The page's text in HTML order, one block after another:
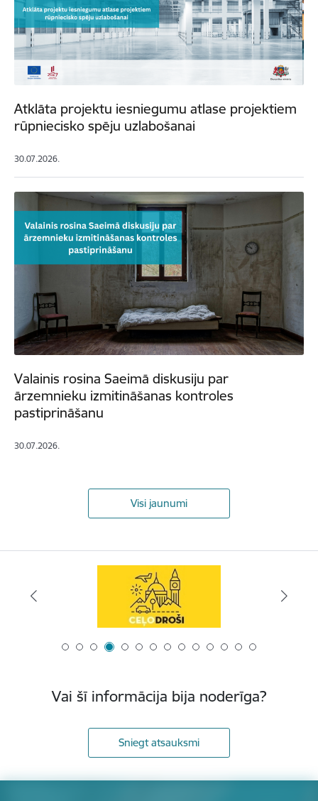
Atklāta projektu iesniegumu atlase projektiem
rūpniecisko spēju uzlabošanai
30.07.2026.
Valainis rosina Saeimā diskusiju par
ārzemnieku izmitināšanas kontroles
pastiprināšanu
30.07.2026.
Visi jaunumi
Vai šī informācija bija noderīga?
Sniegt atsauksmi